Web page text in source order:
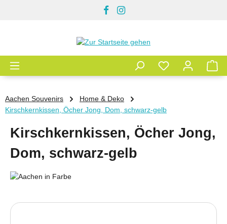
Aachen Souvenirs
Home & Deko
Kirschkernkissen, Öcher Jong, Dom, schwarz-gelb
Kirschkernkissen, Öcher Jong,
Dom, schwarz-gelb
Bildergalerie überspringen